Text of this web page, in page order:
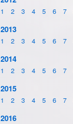
1 2 3 4 5 6 7
2013
1 2 3 4 5 6 7
2014
1 2 3 4 5 6 7
2015
1 2 3 4 5 6 7
2016